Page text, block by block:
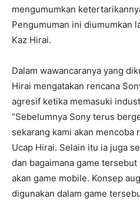
mengumumkan
Pengumuman ini diumumkan
Kaz Hirai.
Dalam wawancaranya yang
Hirai mengatakan rencana
agresif ketika memasuki
“Sebelumnya Sony terus
sekarang kami akan mencoba
Ucap Hirai. Selain itu ia juga
dan bagaimana game
akan game mobile. Konsep
digunakan dalam game